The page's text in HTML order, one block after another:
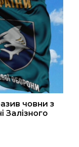
човни з
Залізного